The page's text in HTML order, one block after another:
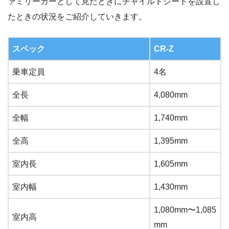
たときの状況をご紹介していきます。
スペック CR-Z
乗車定員 4名
全長 4,080mm
全幅 1,740mm
全高 1,395mm
室内長 1,605mm
室内幅 1,430mm
室内高
1,080mm〜1,085
mm